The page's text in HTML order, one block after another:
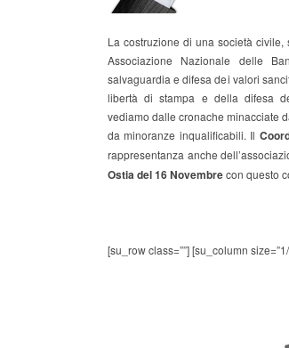
La costruzione di una società
Associazione Nazionale delle
salvaguardia e difesa dei valori
libertà di stampa e della difesa
vediamo dalle cronache minacciate
da minoranze inqualificabili. Il
rappresentanza anche
Ostia del 16 Novembrecon questo
[su_row class=””] [su_column